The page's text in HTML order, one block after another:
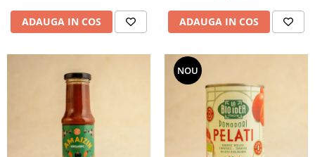
ADAUGA IN COS ADAUGA IN COS
NOU